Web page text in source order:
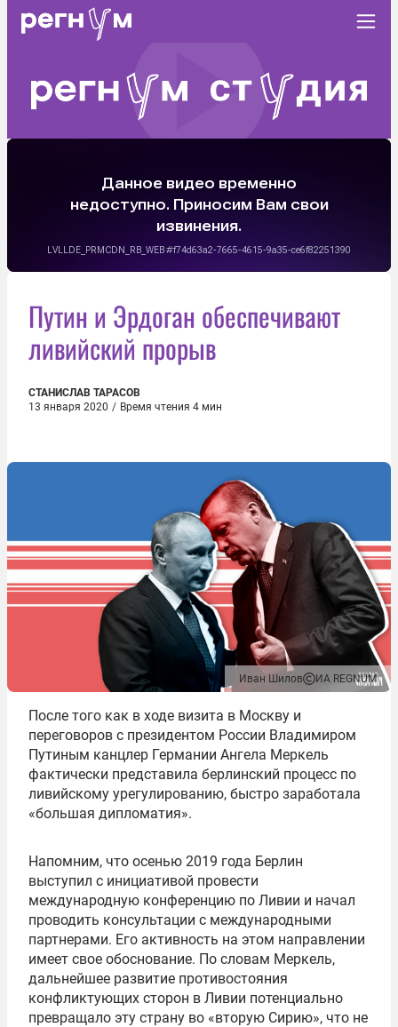
Путин и Эрдоган обеспечивают
ливийский прорыв
СТАНИСЛАВ ТАРАСОВ
13 января 2020 / Время чтения 4 мин
Иван Шилов ИА REGNUM
После того как в ходе визита в Москву и
переговоров с президентом России Владимиром
Путиным канцлер Германии Ангела Меркель
фактически представила берлинский процесс по
ливийскому урегулированию, быстро заработала
«большая дипломатия».
Напомним, что осенью 2019 года Берлин
выступил с инициативой провести
международную конференцию по Ливии и начал
проводить консультации с международными
партнерами. Его активность на этом направлении
имеет свое обоснование. По словам Меркель,
дальнейшее развитие противостояния
конфликтующих сторон в Ливии потенциально
превращало эту страну во «вторую Сирию», что не